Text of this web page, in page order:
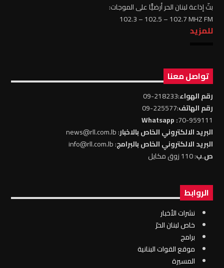
بثّ إذاعة لبنان الحر أرضيًّا على الموجات:
102.3 – 102.5 – 102.7 MHZ FM
للمزيد
تواصل معنا
رقم الهواء:218233-09
رقم الهاتف:225577-09
70-959111
: Whatsapp
البريد الالكتروني الخاص بالاخبار: news@rll.com.lb
البريد الالكتروني الخاص بالبرامج: info@rll.com.lb
ص.ب: 110 زوق مكايل
الروابط
نشرات الأخبار
خاص لبنان الحرّ
برامج
موقع القوات البنانية
المسيرة